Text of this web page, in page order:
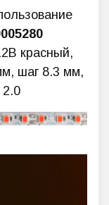
красный,
шаг 8.3 мм,